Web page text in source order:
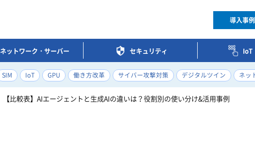
導入事例
ネットワーク・サーバー セキュリティ IoT
SIM IoT GPU 働き方改革 サイバー攻撃対策 デジタルツイン
ネッ
【比較表】AIエージェントと生成AIの違いは？役割別の使い分け&活用事例